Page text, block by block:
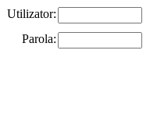
Utilizator:
Parola: